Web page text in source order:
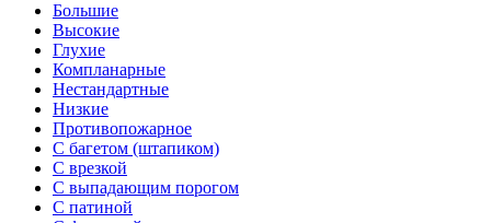
Большие
Высокие
Глухие
Компланарные
Нестандартные
Низкие
Противопожарное
С багетом (штапиком)
С врезкой
С выпадающим порогом
С патиной